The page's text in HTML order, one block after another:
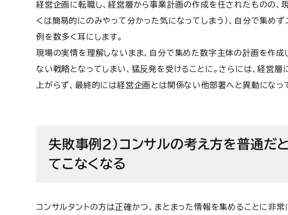
経営企画に転職し、経営層から事業計画の作成を任されたものの、
くは簡易的にのみやって分かった気になってしまう）、自分で集め
例を数多く耳にします。
現場の実情を理解しないまま、自分で集めた数字主体の計画を作成
ない戦略となってしまい、猛反発を受けることに。 さらには、経営層
上がらず、最終的には経営企画とは関係ない他部署へと異動になっ
失敗事例2)コンサルの考え方を普通だ
てこなくなる
コンサルタントの方は正確かつ、まとまった情報を集めることに非